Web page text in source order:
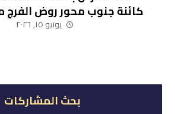
كائنة جنوب محور روض
رسوم أبو رواش (نشاط صناعي
يونيو ١٥, ٢٠٢٦
بحث المشاركات